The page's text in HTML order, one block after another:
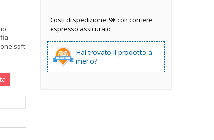
soft
Costi di spedizione: 9€ con corriere
espresso assicurato
Hai trovato il prodotto a
meno?